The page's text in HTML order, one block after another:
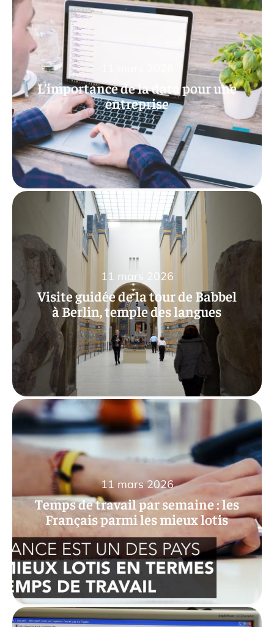
L’importance de la data pour une
entreprise
Visite guidée de la tour de Babbel
à Berlin, temple des langues
11 mars 2026
Temps de travail par semaine : les
Français parmi les mieux lotis
11 mars 2026